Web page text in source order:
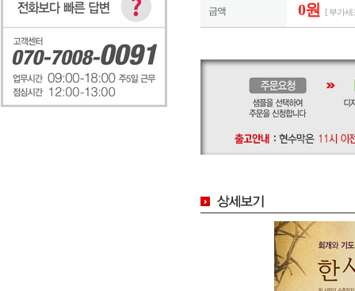
금액 0원 [ 부가세